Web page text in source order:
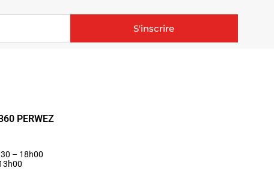
S'inscrire
PERWEZ
– 18h00